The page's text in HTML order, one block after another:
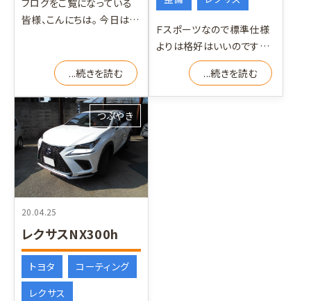
ブログをご覧になっている
皆様、こんにちは。 今日はレ
...続きを読む
Ｆスポーツなので標準仕様
よりは格好はいいのです
れからフルエアロにします
...続きを読む
20.04.25
レクサスNX300h
つぶやき
トヨタ
コーティング
レクサス